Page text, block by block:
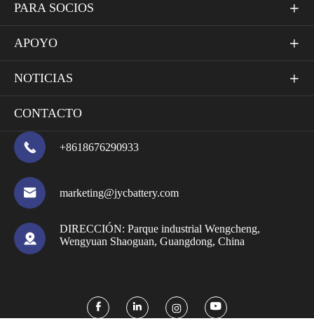
PARA SOCIOS 
APOYO 
NOTICIAS 
CONTACTO
 +8618676290933
 marketing@jycbattery.com

DIRECCIÓN: Parque industrial Wengcheng,
Wengyuan Shaoguan, Guangdong, China
  